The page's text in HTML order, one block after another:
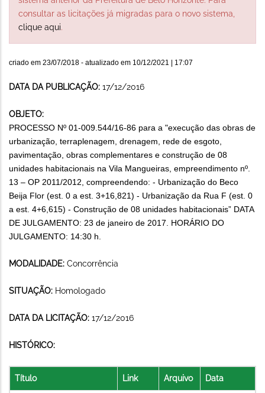
consultar as licitações já migradas para o novo sistema,
clique aqui.
criado em 23/07/2018 - atualizado em 10/12/2021 | 17:07
DATA DA PUBLICAÇÃO: 17/12/2016
OBJETO:
PROCESSO Nº 01-009.544/16-86 para a "execução das obras de
urbanização, terraplenagem, drenagem, rede de esgoto,
pavimentação, obras complementares e construção de 08
unidades habitacionais na Vila Mangueiras, empreendimento nº.
13 – OP 2011/2012, compreendendo: - Urbanização do Beco
Beija Flor (est. 0 a est. 3+16,821) - Urbanização da Rua F (est. 0
a est. 4+6,615) - Construção de 08 unidades habitacionais” DATA
DE JULGAMENTO: 23 de janeiro de 2017. HORÁRIO DO
JULGAMENTO: 14:30 h.
MODALIDADE: Concorrência
SITUAÇÃO: Homologado
DATA DA LICITAÇÃO: 17/12/2016
HISTÓRICO:
Título Link Arquivo Data